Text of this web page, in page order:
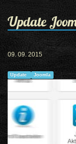
Update
09. 09. 2015
Update Joomla